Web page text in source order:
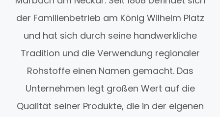
der Familienbetrieb am König Wilhelm Platz
und hat sich durch seine handwerkliche
Tradition und die Verwendung regionaler
Rohstoffe einen Namen gemacht. Das
Unternehmen legt großen Wert auf die
Qualität seiner Produkte, die in der eigenen